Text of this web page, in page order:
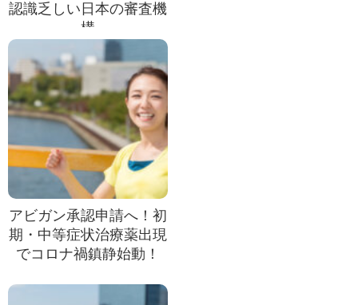
認識乏しい日本の審査機
構
アビガン承認申請へ！初
期・中等症状治療薬出現
でコロナ禍鎮静始動！